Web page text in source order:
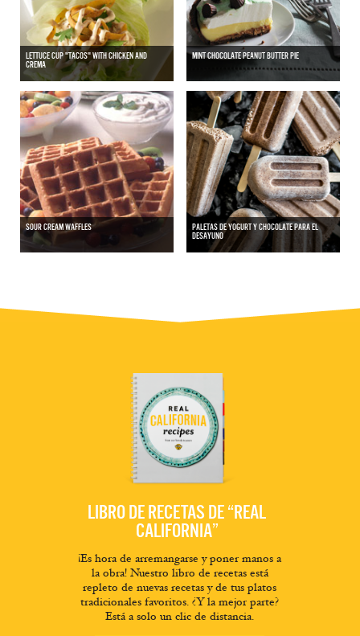
LETTUCE CUP "TACOS" WITH CHICKEN AND
CREMA
MINT CHOCOLATE PEANUT BUTTER PIE
SOUR CREAM WAFFLES
PALETAS DE YOGURT Y CHOCOLATE PARA EL
DESAYUNO
LIBRO DE RECETAS DE “REAL
CALIFORNIA”
¡Es hora de arremangarse y poner manos a
la obra! Nuestro libro de recetas está
repleto de nuevas recetas y de tus platos
tradicionales favoritos. ¿Y la mejor parte?
Está a solo un clic de distancia.